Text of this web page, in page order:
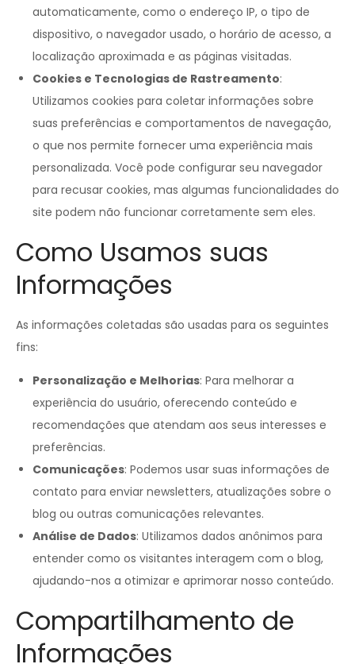
automaticamente, como o endereço IP, o tipo de
dispositivo, o navegador usado, o horário de acesso, a
localização aproximada e as páginas visitadas.
Cookies e Tecnologias de Rastreamento:
Utilizamos cookies para coletar informações sobre
suas preferências e comportamentos de navegação,
o que nos permite fornecer uma experiência mais
personalizada. Você pode configurar seu navegador
para recusar cookies, mas algumas funcionalidades do
site podem não funcionar corretamente sem eles.
Como Usamos suas
Informações
As informações coletadas são usadas para os seguintes
fins:
Personalização e Melhorias: Para melhorar a
experiência do usuário, oferecendo conteúdo e
recomendações que atendam aos seus interesses e
preferências.
Comunicações: Podemos usar suas informações de
contato para enviar newsletters, atualizações sobre o
blog ou outras comunicações relevantes.
Análise de Dados: Utilizamos dados anônimos para
entender como os visitantes interagem com o blog,
ajudando-nos a otimizar e aprimorar nosso conteúdo.
Compartilhamento de
Informações